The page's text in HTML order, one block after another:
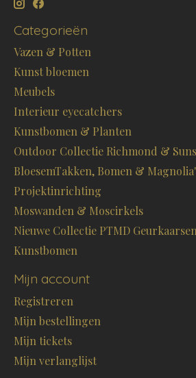
Categorieën
Vazen & Potten
Kunst bloemen
Meubels
Interieur eyecatchers
Kunstbomen & Planten
Outdoor Collectie Richmond & Suns
BloesemTakken, Bomen &
Projektinrichting
Moswanden & Moscirkels
Nieuwe Collectie PTMD
Kunstbomen
Mijn account
Registreren
Mijn bestellingen
Mijn tickets
Mijn verlanglijst